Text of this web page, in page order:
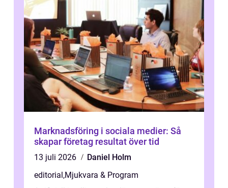
Marknadsföring i sociala medier: Så
skapar företag resultat över tid
13 juli 2026
Daniel Holm
editorial,Mjukvara & Program